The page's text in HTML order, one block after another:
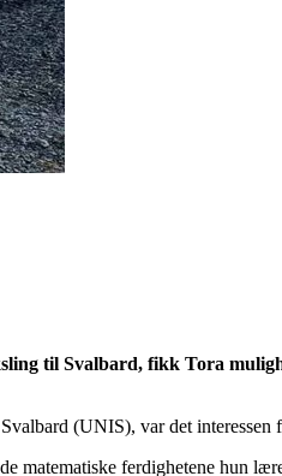
til Svalbard, fikk Tora
(UNIS), var det interessen
matematiske ferdighetene hun